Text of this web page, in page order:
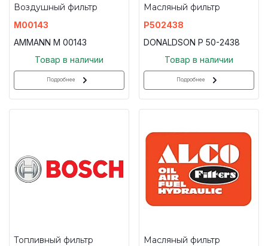
Воздушный фильтр
M00143
AMMANN M 00143
Товар в наличии
Подробнее
Масляный фильтр
P502438
DONALDSON P 50-2438
Товар в наличии
Подробнее
Топливный фильтр Масляный фильтр